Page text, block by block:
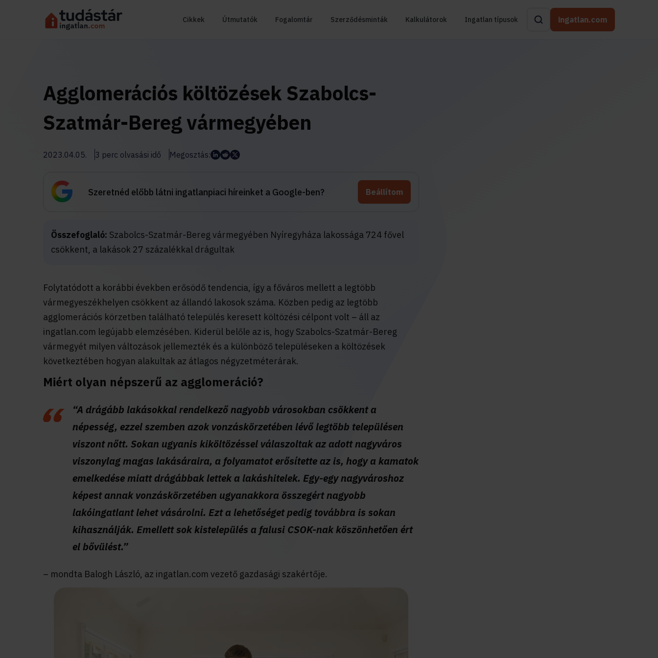
Cikkek Útmutatók Fogalomtár Szerződésminták Kalkulátorok Ingatlan típusok ingatlan.com
Agglomerációs költözések Szabolcs-
Szatmár-Bereg vármegyében
2023.04.05. 3 perc olvasási idő Megosztás:
Szeretnéd előbb látni ingatlanpiaci híreinket a Google-ben? Beállítom
Összefoglaló: Szabolcs-Szatmár-Bereg vármegyében Nyíregyháza lakossága 724 fővel
csökkent, a lakások 27 százalékkal drágultak
Folytatódott a korábbi években erősödő tendencia, így a főváros mellett a legtöbb
vármegyeszékhelyen csökkent az állandó lakosok száma. Közben pedig az legtöbb
agglomerációs körzetben található település keresett költözési célpont volt – áll az
ingatlan.com legújabb elemzésében. Kiderül belőle az is, hogy Szabolcs-Szatmár-Bereg
vármegyét milyen változások jellemezték és a különböző településeken a költözések
következtében hogyan alakultak az átlagos négyzetméterárak.
Miért olyan népszerű az agglomeráció?
“A drágább lakásokkal rendelkező nagyobb városokban csökkent a
népesség, ezzel szemben azok vonzáskörzetében lévő legtöbb településen
viszont nőtt. Sokan ugyanis kiköltözéssel válaszoltak az adott nagyváros
viszonylag magas lakásáraira, a folyamatot erősítette az is, hogy a kamatok
emelkedése miatt drágábbak lettek a lakáshitelek. Egy-egy nagyvároshoz
képest annak vonzáskörzetében ugyanakkora összegért nagyobb
lakóingatlant lehet vásárolni. Ezt a lehetőséget pedig továbbra is sokan
kihasználják. Emellett sok kistelepülés a falusi CSOK-nak köszönhetően ért
el bővülést.”
– mondta Balogh László, az ingatlan.com vezető gazdasági szakértője.